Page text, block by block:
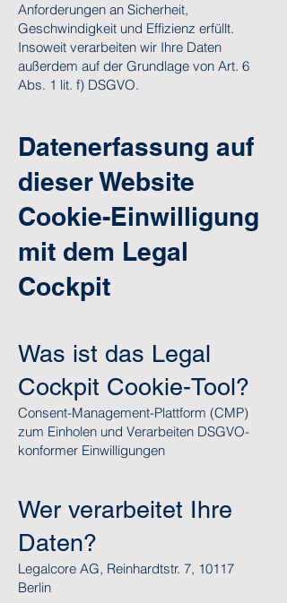
Anforderungen an Sicherheit,
Geschwindigkeit und Effizienz erfüllt.
Insoweit verarbeiten wir Ihre Daten
außerdem auf der Grundlage von Art. 6
Abs. 1 lit. f) DSGVO.
Datenerfassung auf
dieser Website
Cookie-Einwilligung
mit dem Legal
Cockpit
Was ist das Legal
Cockpit Cookie-Tool?
Consent-Management-Plattform (CMP)
zum Einholen und Verarbeiten DSGVO-
konformer Einwilligungen
Wer verarbeitet Ihre
Daten?
Legalcore AG, Reinhardtstr. 7, 10117
Berlin